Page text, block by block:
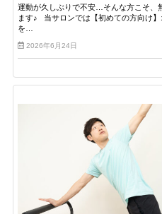
運動が久しぶりで不安…そんな方こそ、
ます♪ 当サロンでは【初めての方向け
を…
2026年6月24日